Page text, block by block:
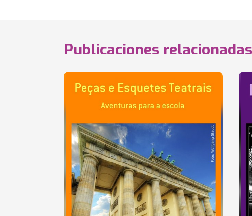
Publicaciones relacionadas